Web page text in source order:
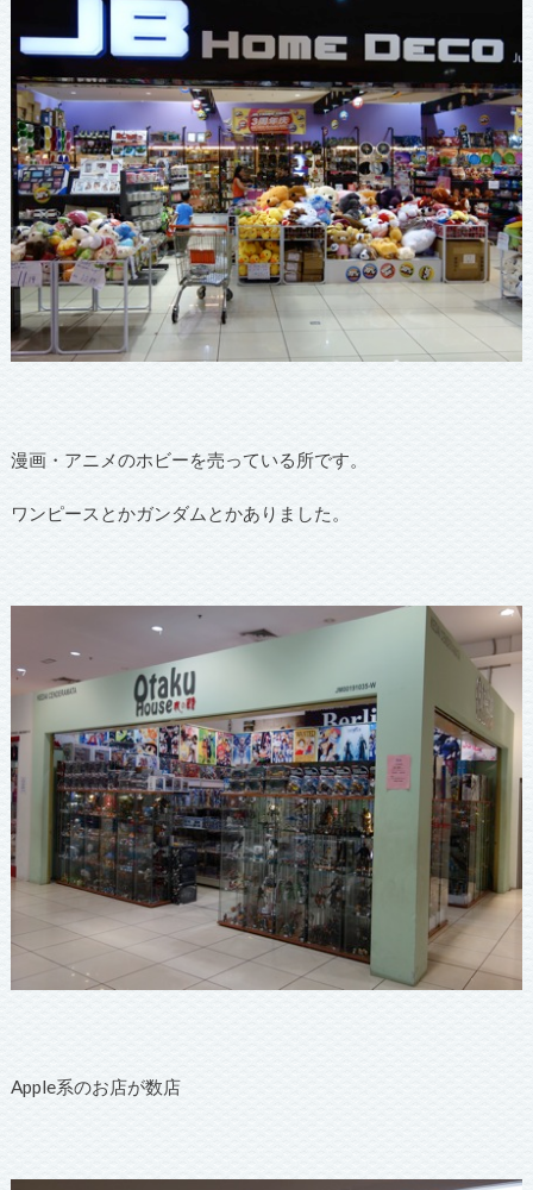
漫画・アニメのホビーを売っている所です。
ワンピースとかガンダムとかありました。
Apple系のお店が数店